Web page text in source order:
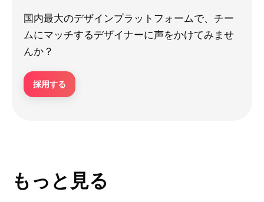
国内最大のデザインプラットフォームで、チー
ムにマッチするデザイナーに声をかけてみませ
んか？
採用する
もっと見る